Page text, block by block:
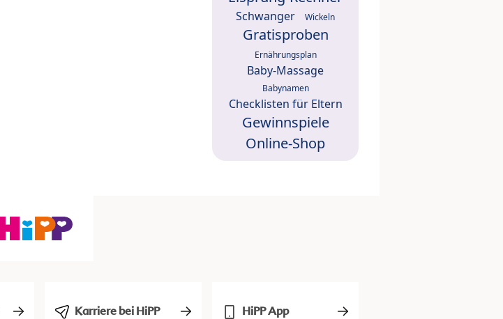
Schwanger Wickeln
Gratisproben
Ernährungsplan
Baby-Massage
Babynamen
Checklisten für Eltern
Gewinnspiele
Online-Shop
Karriere bei HiPP HiPP App